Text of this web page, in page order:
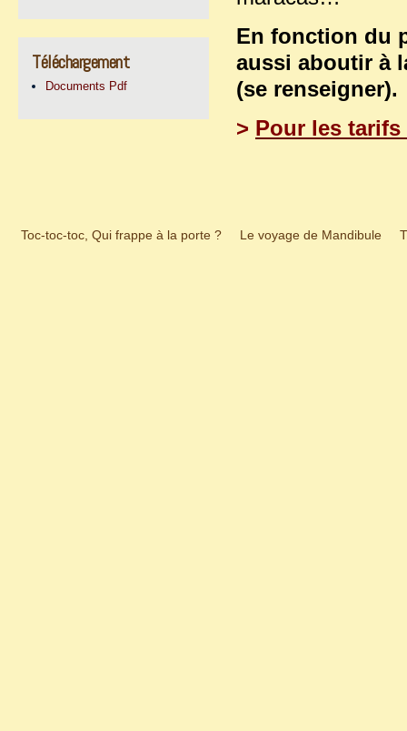
En fonction du
aussi aboutir à
(se renseigner).
> Pour les
Téléchargement
Documents Pdf
Toc-toc-toc, Qui frappe à la porte ? Le voyage de Mandibule